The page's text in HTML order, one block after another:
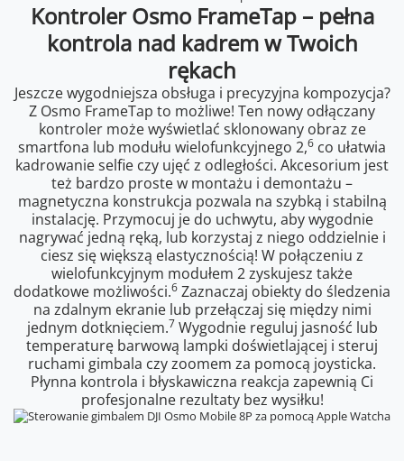
Kontroler Osmo FrameTap – pełna
kontrola nad kadrem w Twoich
rękach
Jeszcze wygodniejsza obsługa i precyzyjna kompozycja?
Z Osmo FrameTap to możliwe! Ten nowy odłączany
kontroler może wyświetlać sklonowany obraz ze
smartfona lub modułu wielofunkcyjnego 2,6 co ułatwia
kadrowanie selfie czy ujęć z odległości. Akcesorium jest
też bardzo proste w montażu i demontażu –
magnetyczna konstrukcja pozwala na szybką i stabilną
instalację. Przymocuj je do uchwytu, aby wygodnie
nagrywać jedną ręką, lub korzystaj z niego oddzielnie i
ciesz się większą elastycznością! W połączeniu z
wielofunkcyjnym modułem 2 zyskujesz także
dodatkowe możliwości.6 Zaznaczaj obiekty do śledzenia
na zdalnym ekranie lub przełączaj się między nimi
jednym dotknięciem.7 Wygodnie reguluj jasność lub
temperaturę barwową lampki doświetlającej i steruj
ruchami gimbala czy zoomem za pomocą joysticka.
Płynna kontrola i błyskawiczna reakcja zapewnią Ci
profesjonalne rezultaty bez wysiłku!